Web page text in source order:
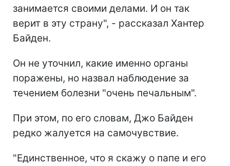
занимается своими делами. И он так
верит в эту страну", - рассказал Хантер
Байден.
Он не уточнил, какие именно органы
поражены, но назвал наблюдение за
течением болезни "очень печальным".
При этом, по его словам, Джо Байден
редко жалуется на самочувствие.
"Единственное, что я скажу о папе и его